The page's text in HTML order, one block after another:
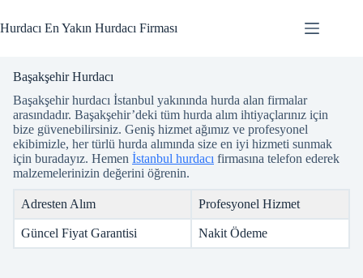
to
content
Hurdacı En Yakın Hurdacı Firması
Başakşehir Hurdacı
Başakşehir hurdacı İstanbul yakınında hurda alan firmalar
arasındadır. Başakşehir’deki tüm hurda alım ihtiyaçlarınız için
bize güvenebilirsiniz. Geniş hizmet ağımız ve profesyonel
ekibimizle, her türlü hurda alımında size en iyi hizmeti sunmak
için buradayız. Hemen İstanbul hurdacı firmasına telefon ederek
malzemelerinizin değerini öğrenin.
Adresten Alım Profesyonel Hizmet
Güncel Fiyat Garantisi Nakit Ödeme